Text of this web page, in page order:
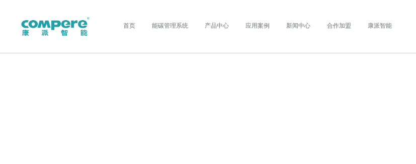
首页 能碳管理系统 产品中心 应用案例 新闻中心 合作加盟 康派智能